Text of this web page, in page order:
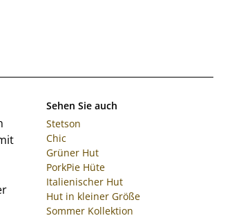
Sehen Sie auch
Stetson
Chic
Grüner Hut
PorkPie Hüte
Italienischer Hut
Hut in kleiner Größe
Sommer Kollektion